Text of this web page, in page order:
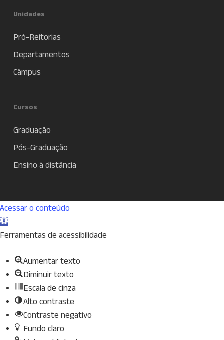
Unidades
Pró-Reitorias
Departamentos
Câmpus
Cursos
Graduação
Pós-Graduação
Ensino à distância
Acessar o conteúdo
Abrir
a
de
ferramentas
Ferramentas de acessibilidade
Aumentar texto
Diminuir texto
Escala de cinza
Alto contraste
Contraste negativo
Fundo claro